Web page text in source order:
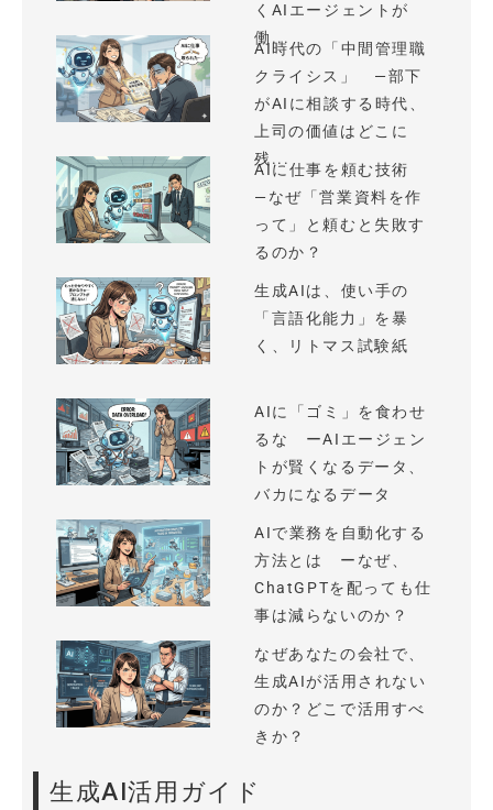
くAIエージェントが
働...
AI時代の「中間管理職
クライシス」 —部下
がAIに相談する時代、
上司の価値はどこに
残...
AIに仕事を頼む技術
—なぜ「営業資料を作
って」と頼むと失敗す
るのか？
生成AIは、使い手の
「言語化能力」を暴
く、リトマス試験紙
AIに「ゴミ」を食わせ
るな ーAIエージェン
トが賢くなるデータ、
バカになるデータ
AIで業務を自動化する
方法とは ーなぜ、
ChatGPTを配っても仕
事は減らないのか？
なぜあなたの会社で、
生成AIが活用されない
のか？どこで活用すべ
きか？
生成AI活用ガイド